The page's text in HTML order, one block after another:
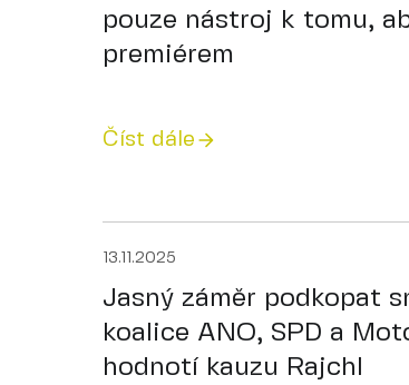
pouze nástroj k tomu,
premiérem
Číst dále
13.11.2025
Jasný záměr podkopat
koalice ANO, SPD a
hodnotí kauzu Rajchl